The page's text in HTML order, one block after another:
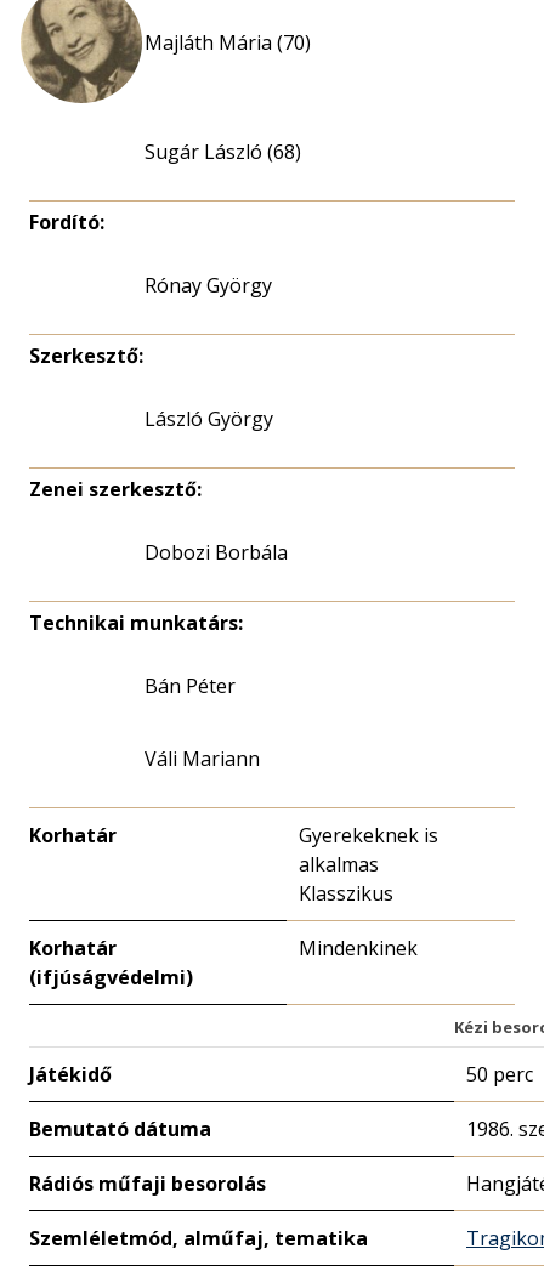
Majláth Mária (70)
Sugár László (68)
Fordító:
Rónay György
Szerkesztő:
László György
Zenei szerkesztő:
Dobozi Borbála
Technikai munkatárs:
Bán Péter
Váli Mariann
Korhatár
Gyerekeknek is
alkalmas
Klasszikus
Korhatár
(ifjúságvédelmi)
Mindenkinek
Kézi
Játékidő 50 perc
Bemutató dátuma 1986.
Rádiós műfaji besorolás
Szemléletmód, alműfaj, tematika